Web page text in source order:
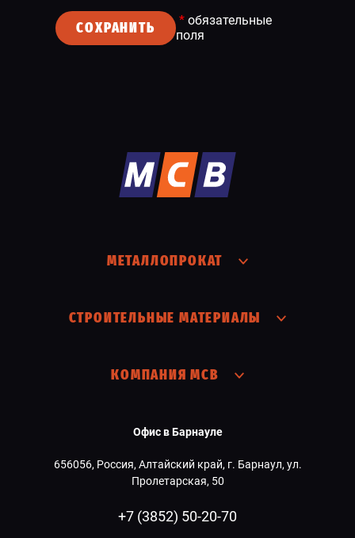
СОХРАНИТЬ * обязательные
поля
МЕТАЛЛОПРОКАТ
СТРОИТЕЛЬНЫЕ МАТЕРИАЛЫ
КОМПАНИЯ МСВ
Офис в Барнауле
656056, Россия, Алтайский край, г. Барнаул, ул.
Пролетарская, 50
+7 (3852) 50-20-70